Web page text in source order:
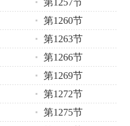
第1257节
第1260节
第1263节
第1266节
第1269节
第1272节
第1275节